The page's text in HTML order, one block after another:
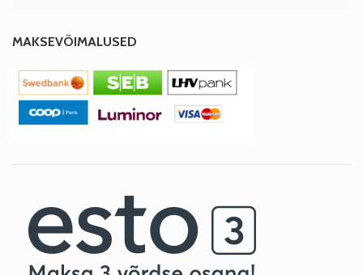
MAKSEVÕIMALUSED